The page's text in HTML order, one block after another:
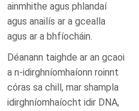
ainmhithe agus phlandaí
agus anailís ar a gcealla
agus ar a bhfíocháin.
Déanann taighde ar an gcaoi
a n-idirghníomhaíonn roinnt
córas sa chill, mar shampla
idirghníomhaíocht idir DNA,